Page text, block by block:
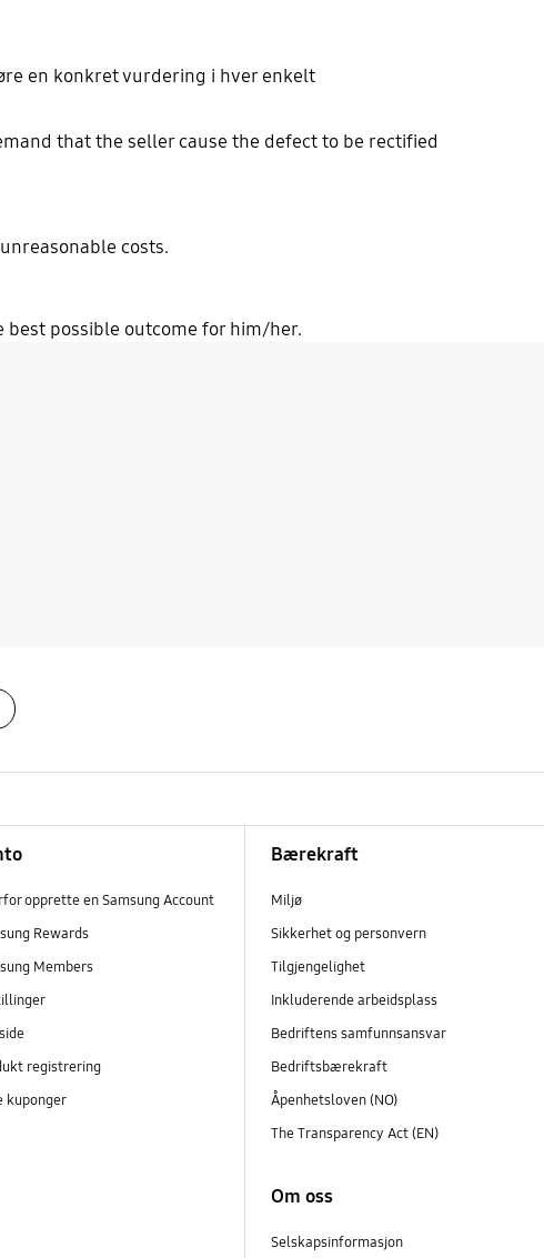
en konkret vurdering i hver enkelt
that the seller cause the defect to be rectified
costs.
best possible outcome for him/her.
opprette en Samsung Account
Rewards
Members
registrering
kuponger
Bærekraft
Miljø
Sikkerhet og personvern
Tilgjengelighet
Inkluderende arbeidsplass
Bedriftens samfunnsansvar
Bedriftsbærekraft
Åpenhetsloven (NO)
The Transparency Act (EN)
Om oss
Selskapsinformasjon